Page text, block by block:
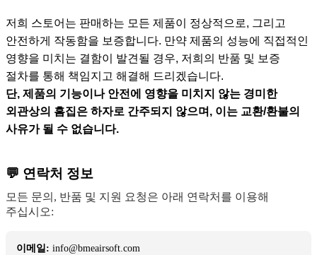
저희 스토어는 판매하는 모든 제품이 정상적으로, 그리고
안전하게 작동함을 보증합니다. 만약 제품의 성능에 직접적인
영향을 미치는 결함이 발견될 경우, 저희의 반품 및 보증
절차를 통해 책임지고 해결해 드리겠습니다.
단, 제품의 기능이나 안전에 영향을 미치지 않는 경미한
외관상의 흠집은 하자로 간주되지 않으며, 이는 교환/환불의
사유가 될 수 없습니다.
💬 연락처 정보
모든 문의, 반품 및 지원 요청은 아래 연락처를 이용해
주십시오:
이메일: info@bmeairsoft.com